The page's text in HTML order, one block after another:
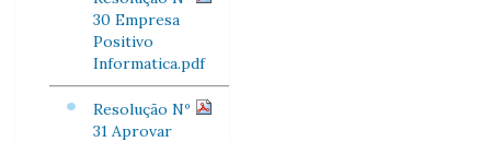
30 Empresa
Positivo
Informatica.pdf
Resolução Nº
31 Aprovar